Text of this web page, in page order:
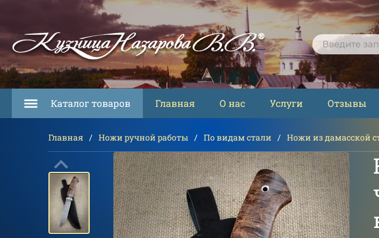
Каталог товаров Главная О нас Услуги Отзывы
Главная Ножи ручной работы По видам стали Ножи из дамасской